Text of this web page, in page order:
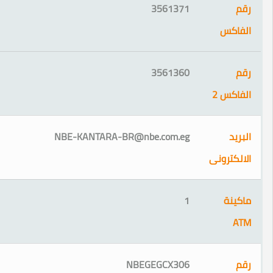
3561371
3561360
NBE-KANTARA-BR@nbe.com.eg
1
NBEGEGCX306